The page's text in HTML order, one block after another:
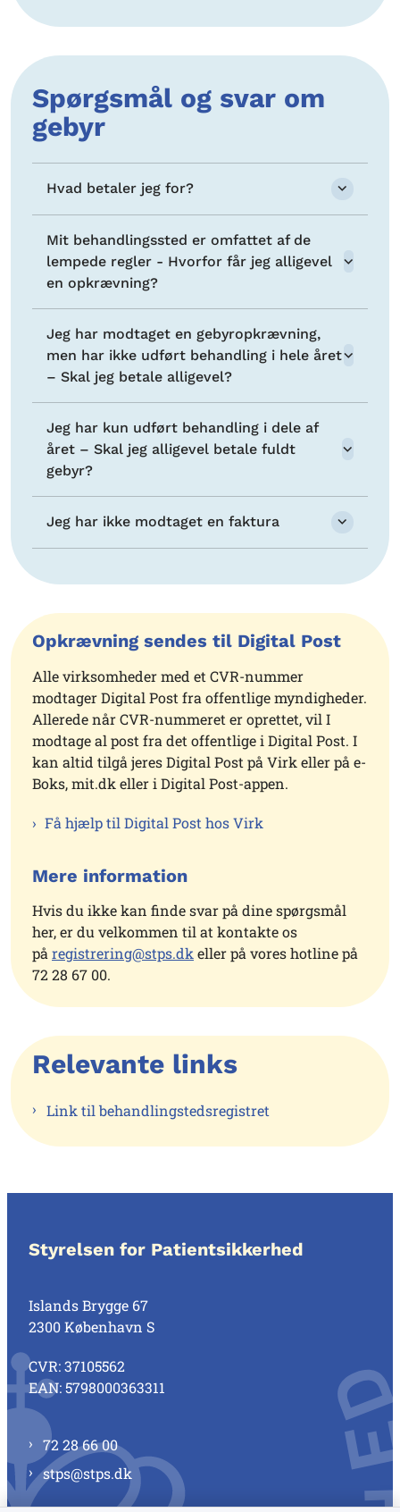
Spørgsmål og svar om
gebyr
Hvad betaler jeg for?
Mit behandlingssted er omfattet af de
lempede regler - Hvorfor får jeg alligevel
en opkrævning?
Jeg har modtaget en gebyropkrævning,
men har ikke udført behandling i hele året
– Skal jeg betale alligevel?
Jeg har kun udført behandling i dele af
året – Skal jeg alligevel betale fuldt
gebyr?
Jeg har ikke modtaget en faktura
Opkrævning sendes til Digital Post
Alle virksomheder med et CVR-nummer
modtager Digital Post fra offentlige myndigheder.
Allerede når CVR-nummeret er oprettet, vil I
modtage al post fra det offentlige i Digital Post. I
kan altid tilgå jeres Digital Post på Virk eller på e-
Boks, mit.dk eller i Digital Post-appen.
Få hjælp til Digital Post hos Virk
Mere information
Hvis du ikke kan finde svar på dine spørgsmål
her, er du velkommen til at kontakte os
påregistrering@stps.dkeller på vores hotline på
72 28 67 00.
Relevante links
Link til behandlingstedsregistret
Styrelsen for Patientsikkerhed
Islands Brygge 67
2300 København S
CVR: 37105562
EAN: 5798000363311
72 28 66 00
stps@stps.dk